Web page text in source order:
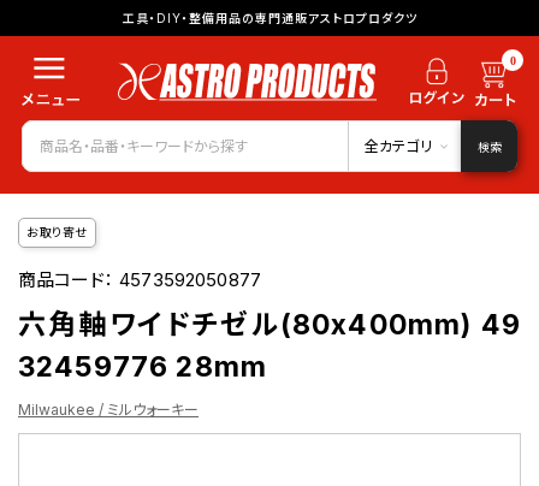
工具・DIY・整備用品の専門通販アストロプロダクツ
0
全カテゴリ 検索
お取り寄せ
商品コード：4573592050877
六角軸ワイドチゼル(80x400mm) 49
32459776 28mm
Milwaukee / ミルウォーキー